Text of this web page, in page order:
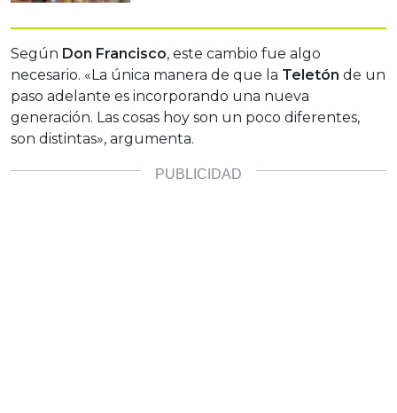
Según Don Francisco, este cambio fue algo
necesario. «La única manera de que la Teletón de un
paso adelante es incorporando una nueva
generación. Las cosas hoy son un poco diferentes,
son distintas», argumenta.